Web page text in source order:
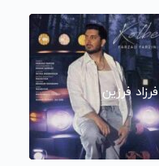
فرزاد فرزین